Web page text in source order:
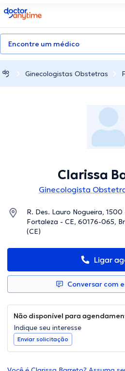
doctoranytime
Encontre um médico
Ginecologistas Obstetras
Clarissa
Ginecologista
R. Des. Lauro Nogueira,
Fortaleza - CE, 60176-065,
(CE)
Ligar
Conversar com
Não disponível para
Indique seu interesse
Enviar solicitação